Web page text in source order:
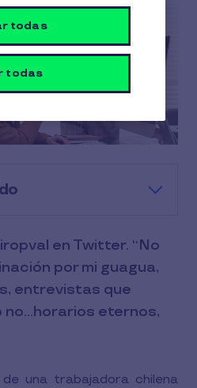
en Twitter. “No
por mi guagua,
entrevistas que
no…horarios eternos,
una trabajadora chilena
todas
todas